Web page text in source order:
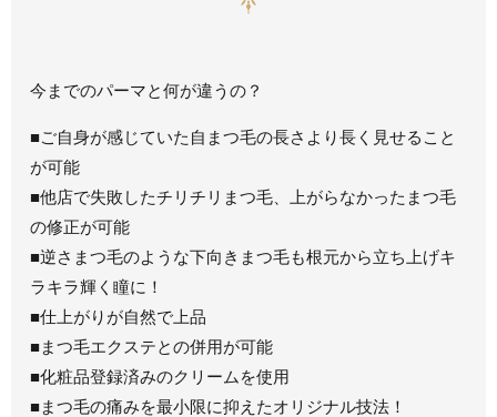
今までのパーマと何が違うの？
■ご自身が感じていた自まつ毛の長さより長く見せること
が可能
■他店で失敗したチリチリまつ毛、上がらなかったまつ毛
の修正が可能
■逆さまつ毛のような下向きまつ毛も根元から立ち上げキ
ラキラ輝く瞳に！
■仕上がりが自然で上品
■まつ毛エクステとの併用が可能
■化粧品登録済みのクリームを使用
■まつ毛の痛みを最小限に抑えたオリジナル技法！